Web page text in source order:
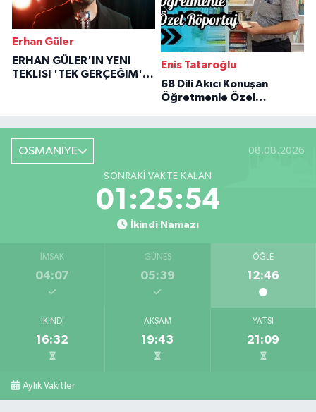
Erhan Güler
ERHAN GÜLER'IN YENI
TEKLISI 'TEK GERÇEĞIM'LE
Enis Tataroğlu
68 Dili Akıcı Konuşan
Öğretmenle Özel
OSMANİYE 08.08.2026
SONRAKI VAKTE KALAN
01:25:53
İkindi Namazı
İMSAK
04:07
GÜNEŞ
05:39
ÖĞLE
12:46
İKINDI
16:32
AKŞAM
19:43
YATSI
21:09
Aylık Vakitler